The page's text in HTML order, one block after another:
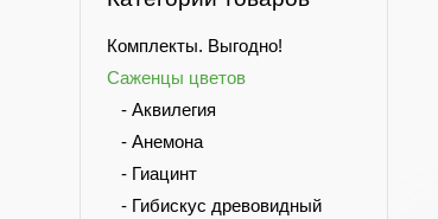
Комплекты. Выгодно!
Саженцы цветов
- Аквилегия
- Анемона
- Гиацинт
- Гибискус древовидный